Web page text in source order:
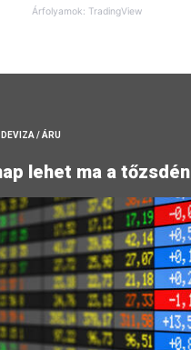
Árfolyamok: TradingView
/ ÁRU
lehet ma a tőzsdén